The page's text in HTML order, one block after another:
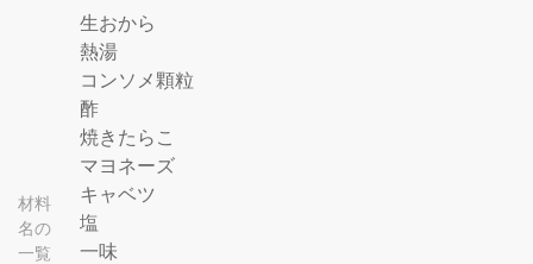
材料
名の
一覧
生おから
熱湯
コンソメ顆粒
酢
焼きたらこ
マヨネーズ
キャベツ
塩
一味